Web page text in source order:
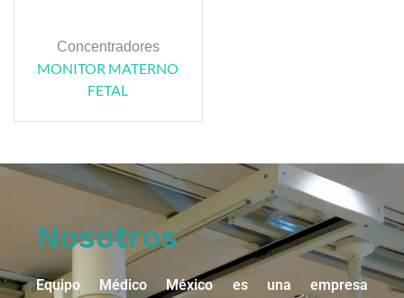
Concentradores
MONITOR MATERNO
FETAL
Nosotros
Equipo Médico México es una empresa